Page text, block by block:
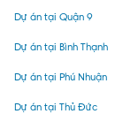
Dự án tại Quận 9
Dự án tại Bình Thạnh
Dự án tại Phú Nhuận
Dự án tại Thủ Đức